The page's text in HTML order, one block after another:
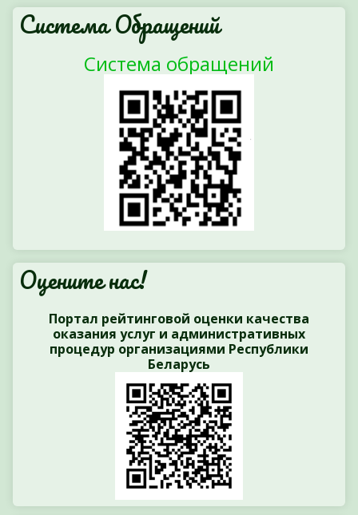
Система Обращений
Система обращений
Оцените нас!
Портал рейтинговой оценки качества
оказания услуг и административных
процедур организациями Республики
Беларусь